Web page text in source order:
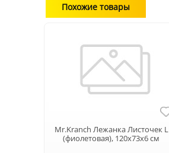
Похожие товары
Mr.Kranch Лежанка Листочек L
(фиолетовая), 120х73х6 см